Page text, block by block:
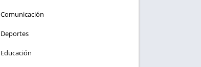
Comunicación
Deportes
Educación